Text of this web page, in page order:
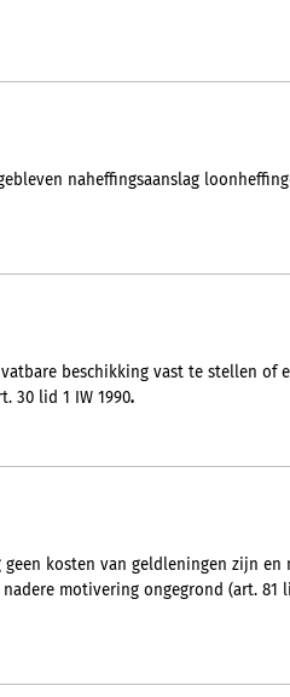
naheffingsaanslag
beschikking vast te stellen of
30 lid 1 IW 1990.
kosten van geldleningen zijn en
motivering ongegrond (art. 81